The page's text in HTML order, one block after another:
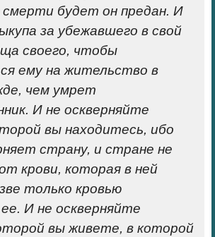
будет он предан. И
за убежавшего в свой
своего, чтобы
ему на жительство в
чем умрет
И не оскверняйте
вы находитесь, ибо
страну, и стране не
крови, которая в ней
только кровью
И не оскверняйте
вы живете, в которой